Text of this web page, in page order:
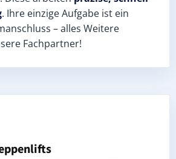
. Ihre einzige Aufgabe ist ein
– alles Weitere
Fachpartner!